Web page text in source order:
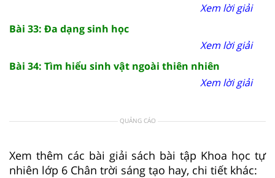
Xem lời giải
Bài 33: Đa dạng sinh học
Xem lời giải
Bài 34: Tìm hiểu sinh vật ngoài thiên nhiên
Xem lời giải
QUẢNG CÁO
Xem thêm các bài giải sách bài tập Khoa học tự
nhiên lớp 6 Chân trời sáng tạo hay, chi tiết khác: